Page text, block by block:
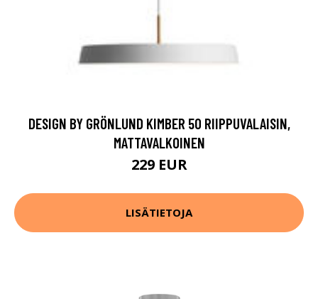
DESIGN BY GRÖNLUND KIMBER 50 RIIPPUVALAISIN,
MATTAVALKOINEN
229 EUR
LISÄTIETOJA